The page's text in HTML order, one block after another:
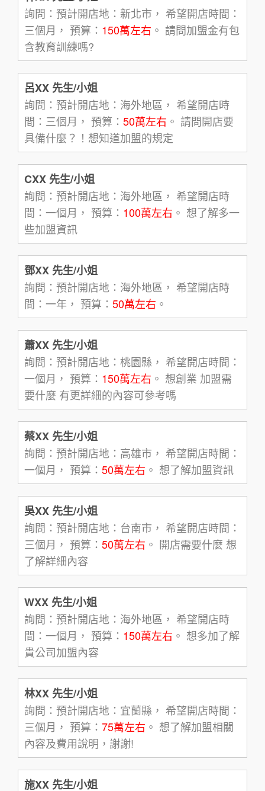
詢問：預計開店地：新北市， 希望開店時間：
三個月， 預算： 150萬左右 。 請問加盟金有包
含教育訓練嗎?
呂XX 先生/小姐
詢問：預計開店地：海外地區， 希望開店時
間：三個月， 預算： 50萬左右 。 請問開店要
具備什麼？！想知道加盟的規定
CXX 先生/小姐
詢問：預計開店地：海外地區， 希望開店時
間：一個月， 預算： 100萬左右 。 想了解多一
些加盟資訊
鄧XX 先生/小姐
詢問：預計開店地：海外地區， 希望開店時
間：一年， 預算： 50萬左右 。
蕭XX 先生/小姐
詢問：預計開店地：桃園縣， 希望開店時間：
一個月， 預算： 150萬左右 。 想創業 加盟需
要什麼 有更詳細的內容可參考嗎
蔡XX 先生/小姐
詢問：預計開店地：高雄市， 希望開店時間：
一個月， 預算： 50萬左右 。 想了解加盟資訊
吳XX 先生/小姐
詢問：預計開店地：台南市， 希望開店時間：
三個月， 預算： 50萬左右 。 開店需要什麼 想
了解詳細內容
WXX 先生/小姐
詢問：預計開店地：海外地區， 希望開店時
間：一個月， 預算： 150萬左右 。 想多加了解
貴公司加盟內容
林XX 先生/小姐
詢問：預計開店地：宜蘭縣， 希望開店時間：
三個月， 預算： 75萬左右 。 想了解加盟相關
內容及費用說明，謝謝!
施XX 先生/小姐